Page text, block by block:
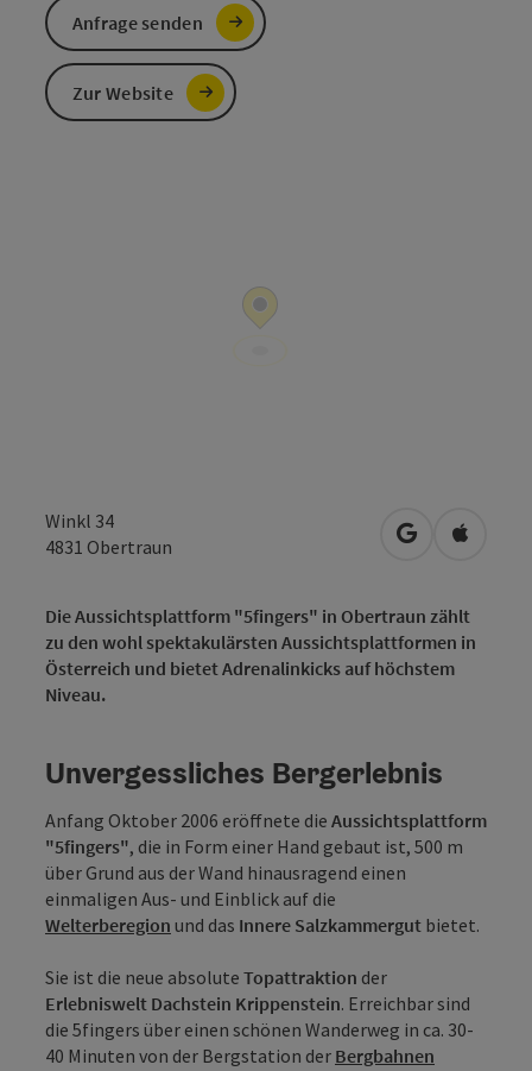
Winkl 34
4831 Obertraun in Google
in
Die Aussichtsplattform "5fingers" in Obertraun zählt
zu den wohl spektakulärsten Aussichtsplattformen in
Österreich und bietet Adrenalinkicks auf höchstem
Niveau.
Unvergessliches Bergerlebnis
Anfang Oktober 2006 eröffnete die Aussichtsplattform
"5fingers", die in Form einer Hand gebaut ist, 500 m
über Grund aus der Wand hinausragend einen
einmaligen Aus- und Einblick auf die
Welterberegion und das Innere Salzkammergut bietet.
Sie ist die neue absolute Topattraktion der
Erlebniswelt Dachstein Krippenstein. Erreichbar sind
die 5fingers über einen schönen Wanderweg in ca. 30-
40 Minuten von der Bergstation der Bergbahnen
Anfrage senden
Zur Website